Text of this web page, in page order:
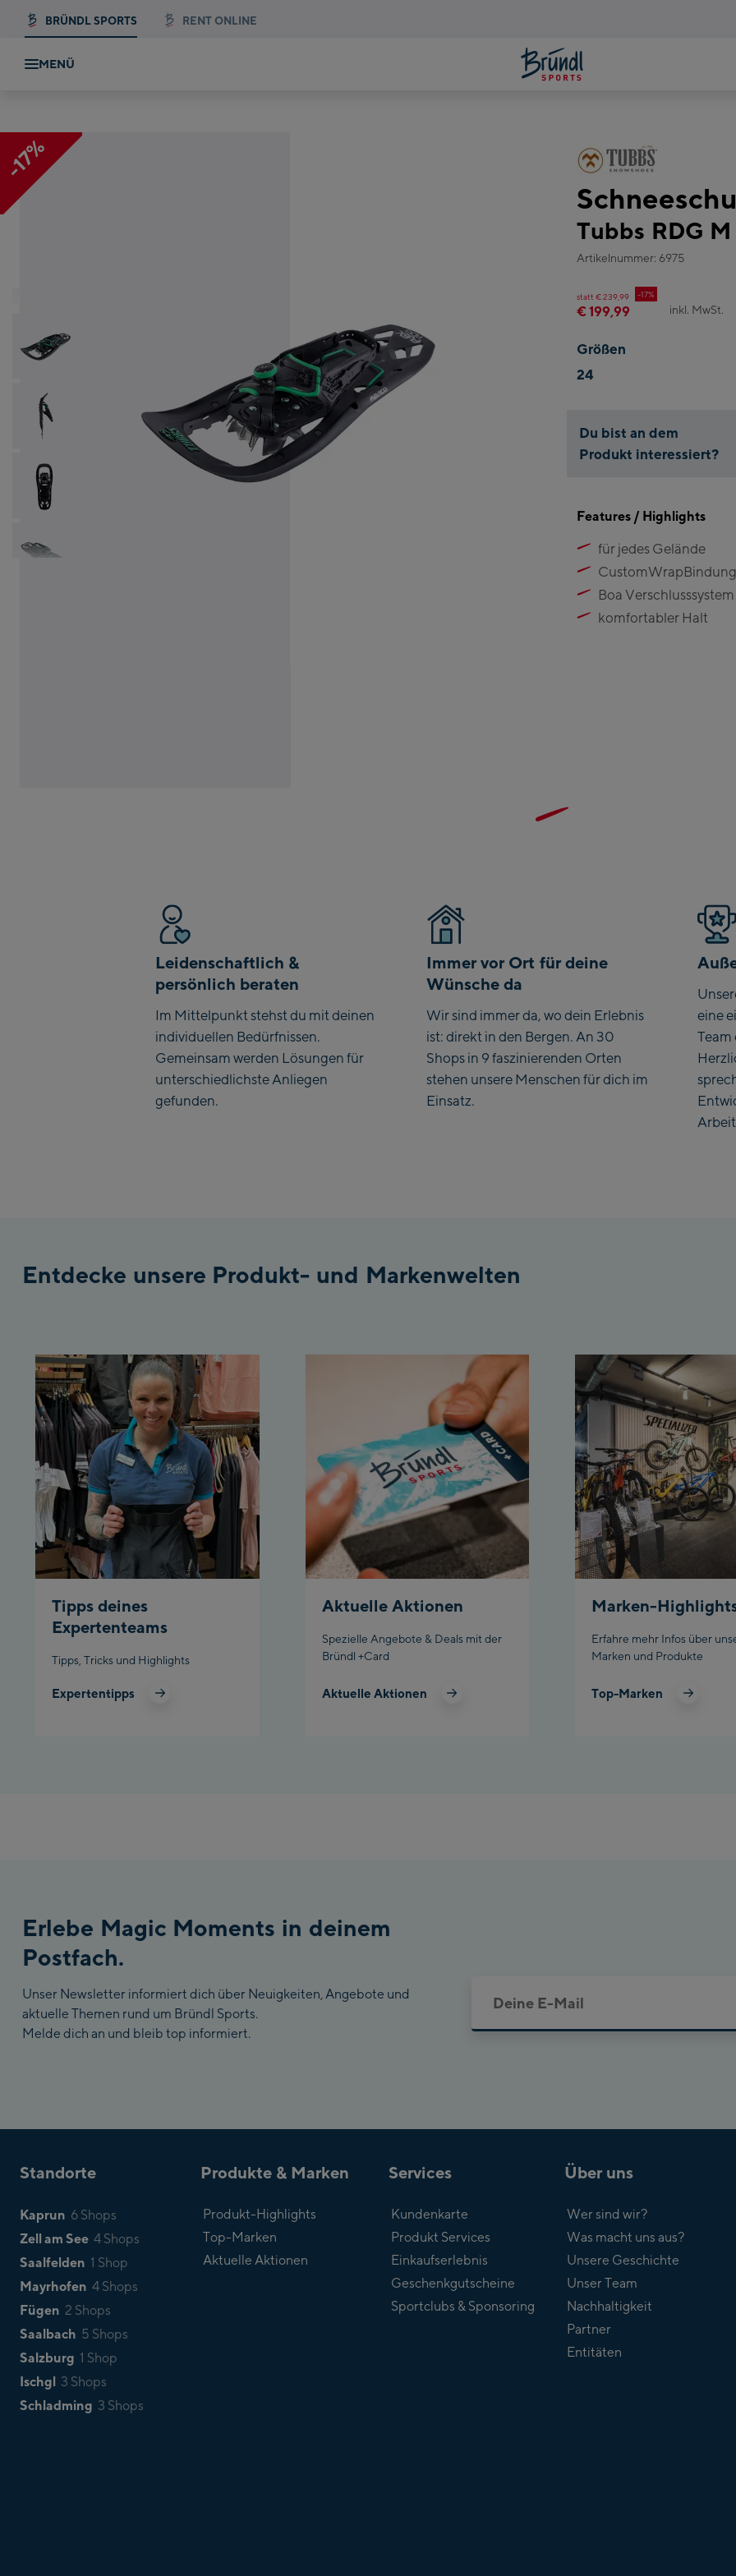
BRÜNDL SPORTS RENT ONLINE
MENÜ
-17%
Tubbs RDG M
Artikelnummer: 6975
statt € 239,99 -17%
€ 199,99 inkl. MwSt.
Größen
24
Du bist an dem
Produkt interessiert?
Features / Highlights
für jedes Gelände
CustomWrapBindung
Boa Verschlusssystem
komfortabler Halt
Leidenschaftlich &
persönlich beraten
Im Mittelpunkt stehst du mit deinen
individuellen Bedürfnissen.
Gemeinsam werden Lösungen für
unterschiedlichste Anliegen
gefunden.
Immer vor Ort für deine
Wünsche da
Wir sind immer da, wo dein Erlebnis
ist: direkt in den Bergen. An 30
Shops in 9 faszinierenden Orten
stehen unsere Menschen für dich im
Einsatz.
eine
Entdecke unsere Produkt- und Markenwelten
Tipps deines
Expertenteams
Tipps, Tricks und Highlights
Expertentipps
Aktuelle Aktionen
Spezielle Angebote & Deals mit der
Bründl +Card
Aktuelle Aktionen
Marken-
Erfahre mehr Infos über
Marken und Produkte
Top-Marken
Erlebe Magic Moments in deinem
Postfach.
Unser Newsletter informiert dich über Neuigkeiten, Angebote und
aktuelle Themen rund um Bründl Sports.
Melde dich an und bleib top informiert.
Standorte
Kaprun 6 Shops
Zell am See 4 Shops
Saalfelden 1 Shop
Mayrhofen 4 Shops
Fügen 2 Shops
Saalbach 5 Shops
Salzburg 1 Shop
Ischgl 3 Shops
Schladming 3 Shops
Produkte & Marken
Produkt-Highlights
Top-Marken
Aktuelle Aktionen
Services
Kundenkarte
Produkt Services
Einkaufserlebnis
Geschenkgutscheine
Sportclubs & Sponsoring
Über uns
Wer sind wir?
Was macht uns aus?
Unsere Geschichte
Unser Team
Nachhaltigkeit
Partner
Entitäten